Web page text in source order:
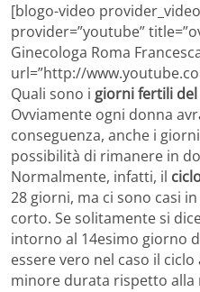
[blogo-video
provider=”youtube”
Ginecologa Roma
url=”http://
Quali sono i giorni fertili
Ovviamente ogni donna
conseguenza, anche i
possibilità di rimanere in
Normalmente, infatti, il
28 giorni, ma ci sono casi
corto. Se solitamente si
intorno al 14esimo giorno
essere vero nel caso il
minore durata rispetto alla